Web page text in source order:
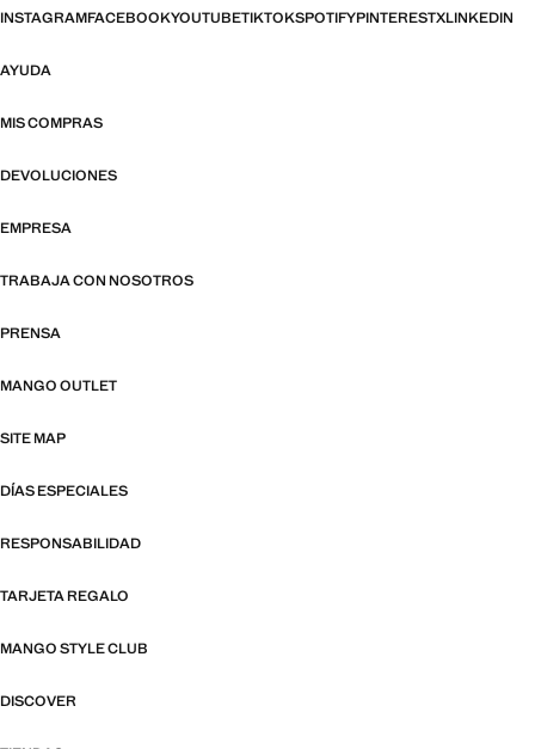
INSTAGRAMFACEBOOKYOUTUBETIKTOKSPOTIFYPINTERESTXLINKEDIN
AYUDA
MIS COMPRAS
DEVOLUCIONES
EMPRESA
TRABAJA CON NOSOTROS
PRENSA
MANGO OUTLET
SITE MAP
DÍAS ESPECIALES
RESPONSABILIDAD
TARJETA REGALO
MANGO STYLE CLUB
DISCOVER